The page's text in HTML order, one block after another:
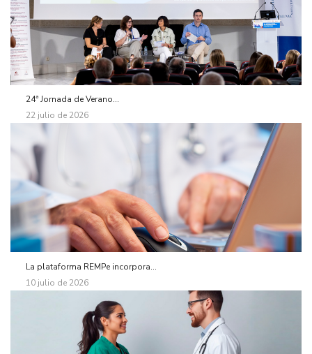
24ª Jornada de Verano...
22 julio de 2026
La plataforma REMPe incorpora...
10 julio de 2026